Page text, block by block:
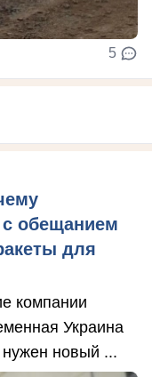
5
с обещанием
для
компании
Украина
нужен новый ...